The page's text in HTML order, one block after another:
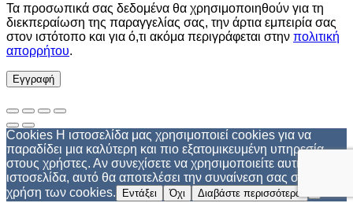
Τα προσωπικά σας δεδομένα θα χρησιμοποιηθούν για τη
διεκπεραίωση της παραγγελίας σας, την άρτια εμπειρία σας
στον ιστότοπο και για ό,τι ακόμα περιγράφεται στην πολιτική
απορρήτου.
Εγγραφή
Cookies Η ιστοσελίδα μας χρησιμοποιεί cookies για να
παραδίδει μια καλύτερη και πιο εξατομικευμένη υπηρεσία
στους χρήστες. Αν συνεχίσετε να χρησιμοποιείτε αυτή την
ιστοσελίδα, αυτό θα αποτελέσει την συναίνεση σας στη
χρήση των cookies.
Εντάξει Όχι Διαβάστε περισσότερα